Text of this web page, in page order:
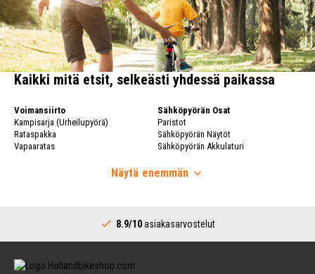
Kaikki mitä etsit, selkeästi yhdessä paikassa
Voimansiirto
Kampisarja (Urheilupyörä)
Rataspakka
Vapaaratas
Kampisarja (Kaupunkipyörä)
Vaihtajat (Kaupunkipyörä)
Ketjurattaalla Varustettu Napa
Sähköpyörän Osat
Paristot
Sähköpyörän Näytöt
Sähköpyörän Akkulaturi
Polkupyörän Kiekot
Ohjaustangot
Näytä enemmän
8.9/10asiakasarvostelut